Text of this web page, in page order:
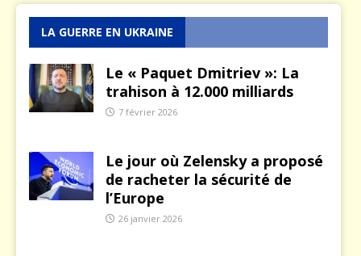
LA GUERRE EN UKRAINE
Le « Paquet Dmitriev »: La
trahison à 12.000 milliards
7 février 2026
Le jour où Zelensky a proposé
de racheter la sécurité de
l’Europe
26 janvier 2026